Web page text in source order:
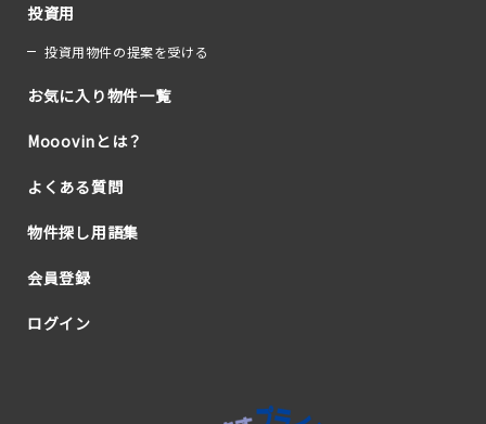
投資用
投資用物件の提案を受ける
お気に入り物件一覧
Mooovinとは？
よくある質問
物件探し用語集
会員登録
ログイン